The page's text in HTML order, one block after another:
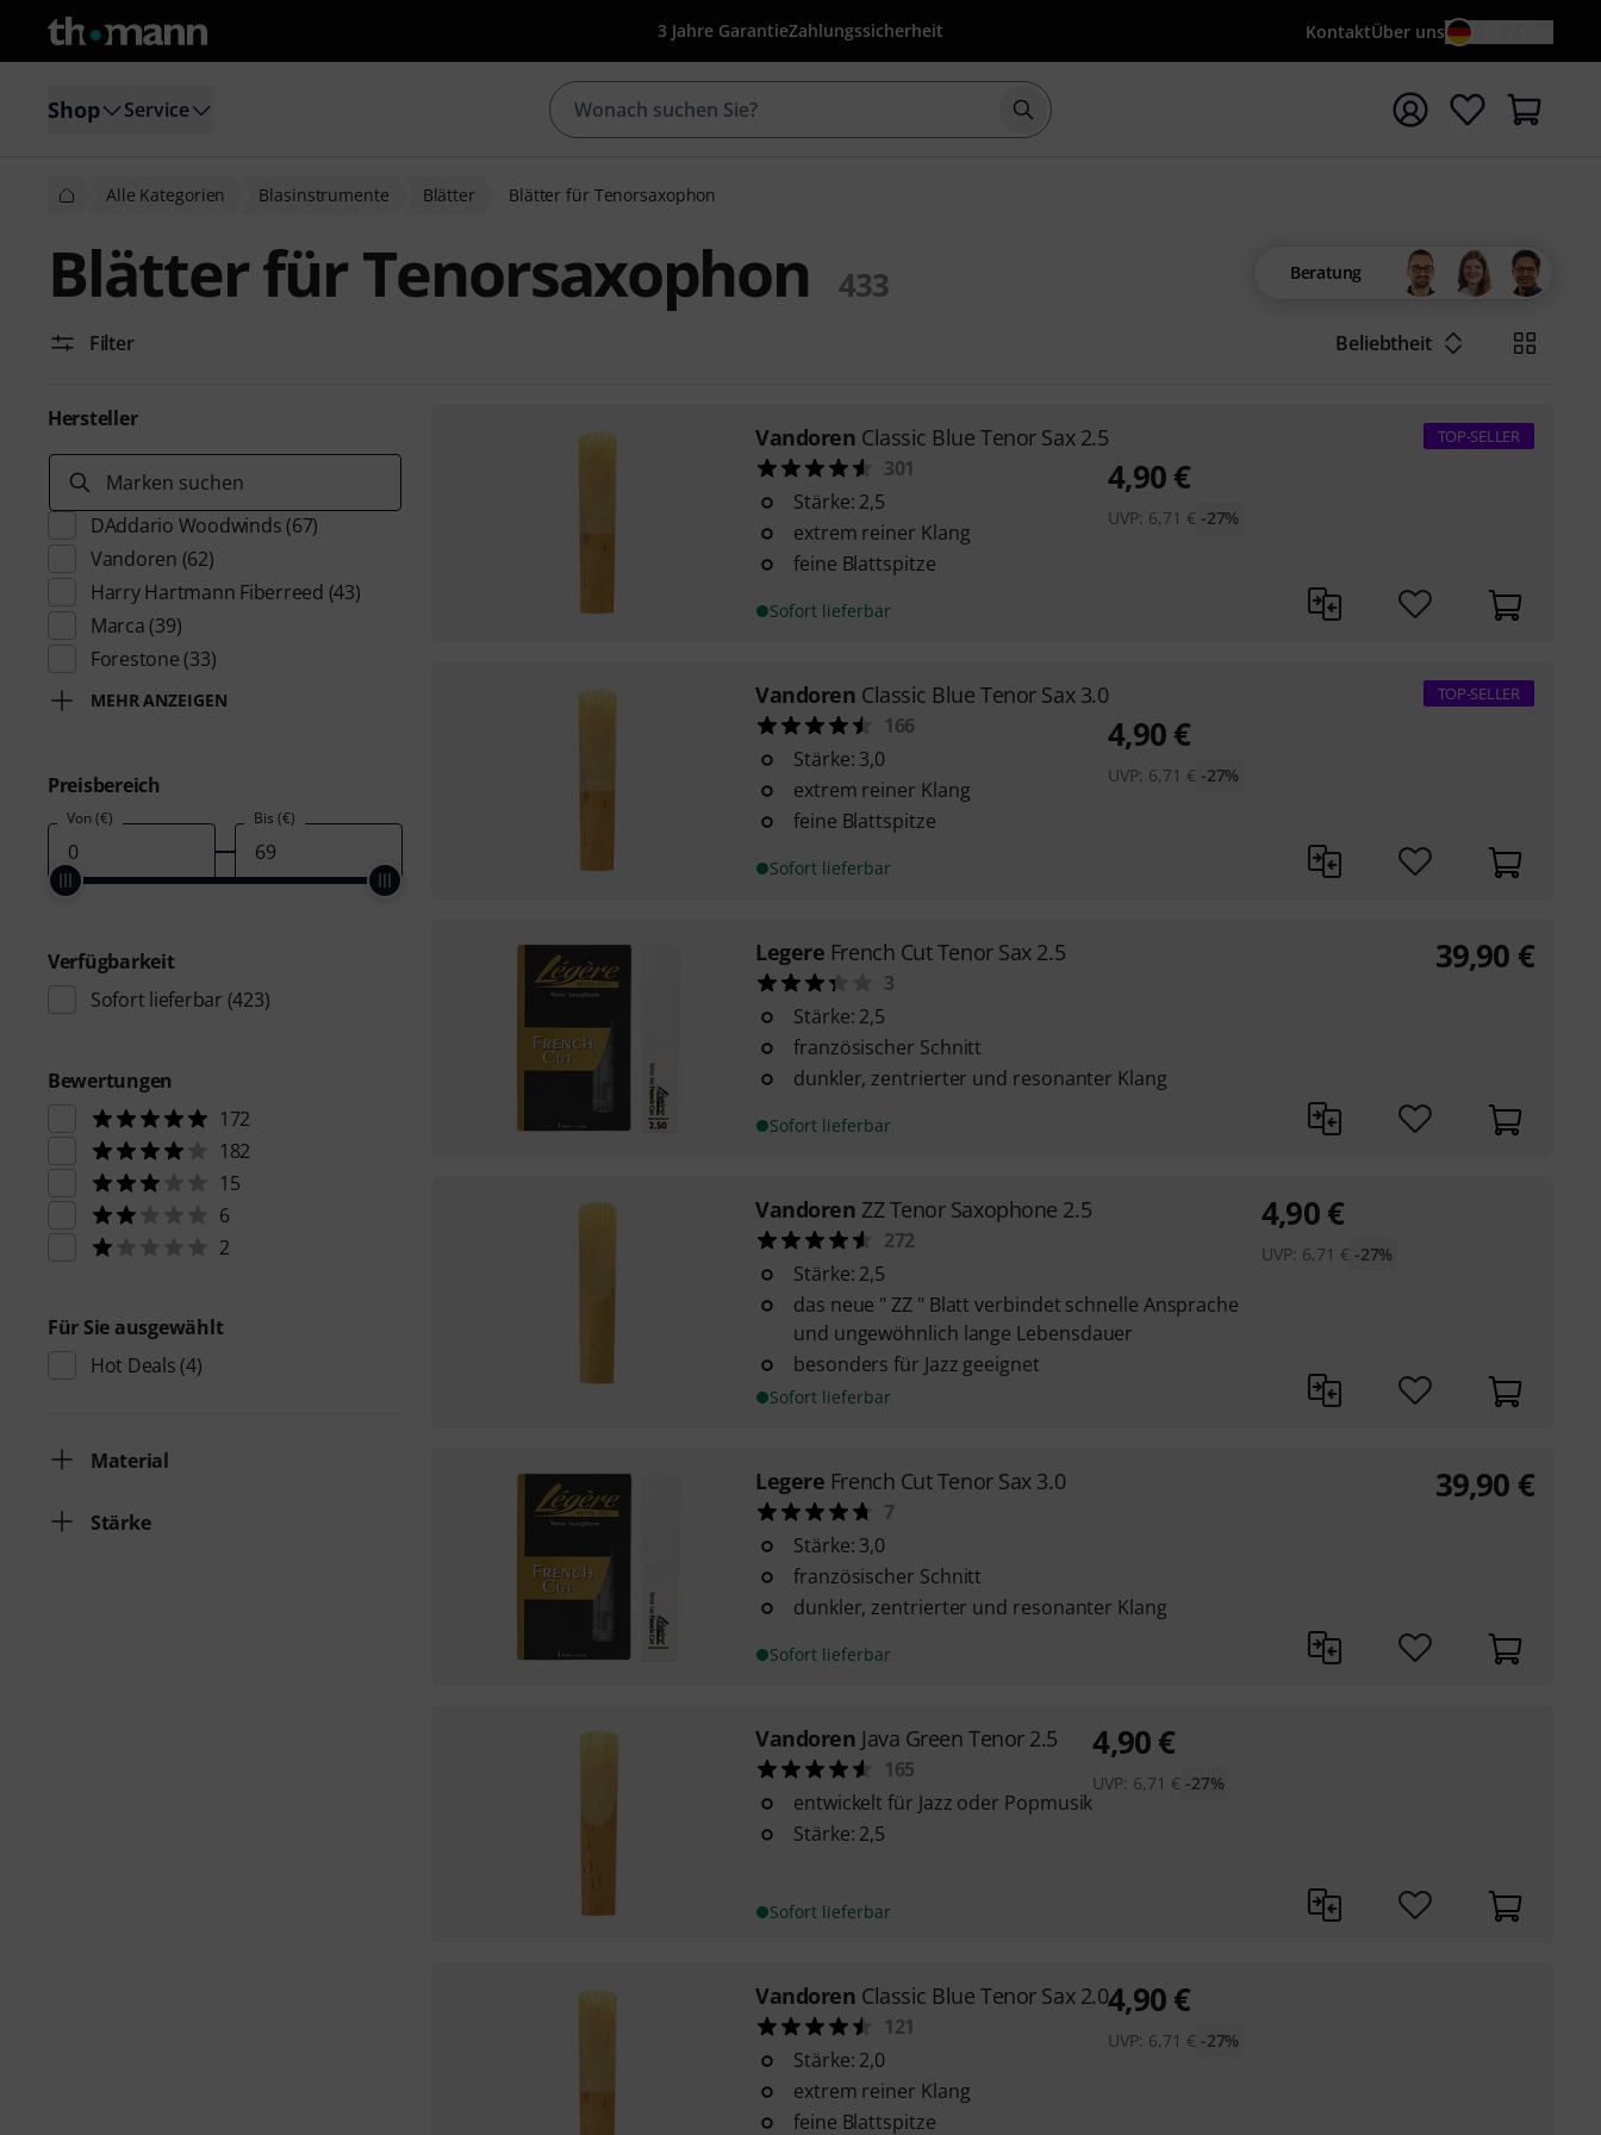
3 Jahre GarantieZahlungssicherheit KontaktÜber uns
Shop Service Suche mit Suchwort {searchTerm} starten
Alle Kategorien Blasinstrumente Blätter Blätter für Tenorsaxophon
Blätter für Tenorsaxophon 433 Beratung
Filter Beliebtheit
Hersteller
Marken suchen
DAddario Woodwinds (67)
Vandoren (62)
Harry Hartmann Fiberreed (43)
Marca (39)
Forestone (33)
MEHR ANZEIGEN
Preisbereich
Von (€) Bis (€)
Verfügbarkeit
Sofort lieferbar (423)
Bewertungen
172
182
15
6
2
Für Sie ausgewählt
Hot Deals (4)
Material
Stärke
Vandoren Classic Blue Tenor Sax 2.5
301
Stärke: 2,5
extrem reiner Klang
feine Blattspitze
Sofort lieferbar
TOP-SELLER
4,90€
UVP: 6,71 € -27%
Vandoren Classic Blue Tenor Sax 3.0
166
Stärke: 3,0
extrem reiner Klang
feine Blattspitze
Sofort lieferbar
TOP-SELLER
4,90€
UVP: 6,71 € -27%
Legere French Cut Tenor Sax 2.5
3
Stärke: 2,5
französischer Schnitt
dunkler, zentrierter und resonanter Klang
Sofort lieferbar
39,90 €
Vandoren ZZ Tenor Saxophone 2.5
272
Stärke: 2,5
das neue " ZZ " Blatt verbindet schnelle Ansprache
und ungewöhnlich lange Lebensdauer
besonders für Jazz geeignet
Sofort lieferbar
4,90€
UVP: 6,71 € -27%
Legere French Cut Tenor Sax 3.0
7
Stärke: 3,0
französischer Schnitt
dunkler, zentrierter und resonanter Klang
Sofort lieferbar
39,90 €
Vandoren Java Green Tenor 2.5
165
entwickelt für Jazz oder Popmusik
Stärke: 2,5
Sofort lieferbar
4,90€
UVP: 6,71 € -27%
Vandoren Classic Blue Tenor Sax 2.0
121
Stärke: 2,0
extrem reiner Klang
feine Blattspitze
4,90€
UVP: 6,71 € -27%